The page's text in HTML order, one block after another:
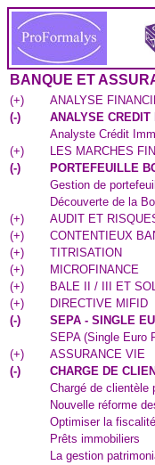
BANQUE ET
(+)
ANALYSE
(-)
ANALYSE
Analyste Crédit
(+)
LES MARCHES
(-)
PORTEFEUILLE
Gestion de
Découverte de la
(+)
AUDIT ET
(+)
CONTENTIEUX
(+)
TITRISATION
(+)
MICROFINANCE
(+)
BALE II / III ET
(+)
DIRECTIVE MIFID
(-)
SEPA - SINGLE
SEPA (Single Euro
(+)
ASSURANCE VIE
(-)
CHARGE DE
Chargé de clientèle
Nouvelle réforme
Optimiser la
Prêts immobiliers
La gestion